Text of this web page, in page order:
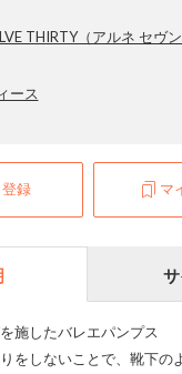
THIRTY（アルネ セヴ
ース
録 マ
施したバレエパンプス
をしないことで、靴下の